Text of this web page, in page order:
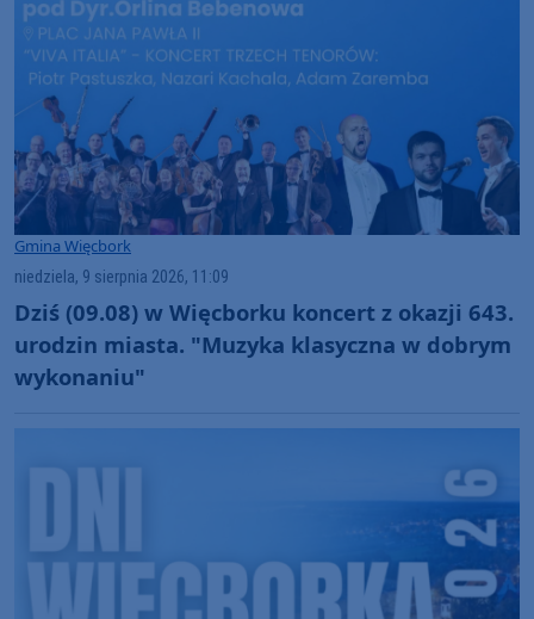
Gmina Więcbork
niedziela, 9 sierpnia 2026, 11:09
Dziś (09.08) w Więcborku koncert z okazji 643.
urodzin miasta. "Muzyka klasyczna w dobrym
wykonaniu"